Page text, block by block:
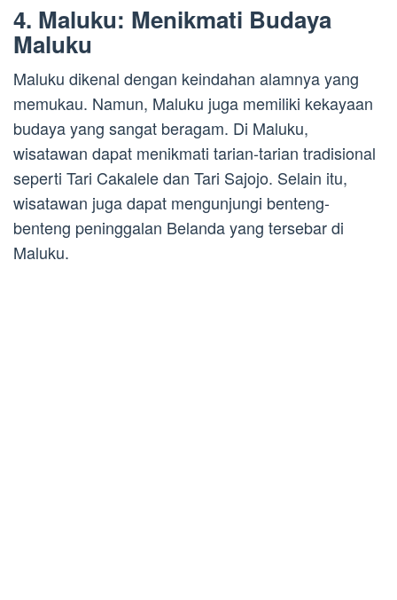
4. Maluku: Menikmati Budaya
Maluku
Maluku dikenal dengan keindahan alamnya yang
memukau. Namun, Maluku juga memiliki kekayaan
budaya yang sangat beragam. Di Maluku,
wisatawan dapat menikmati tarian-tarian tradisional
seperti Tari Cakalele dan Tari Sajojo. Selain itu,
wisatawan juga dapat mengunjungi benteng-
benteng peninggalan Belanda yang tersebar di
Maluku.